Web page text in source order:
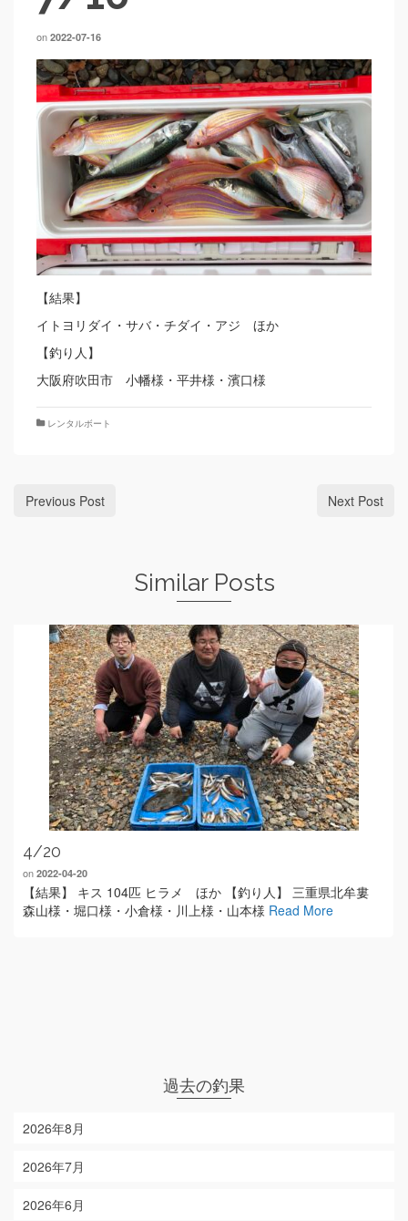
on 2022-07-16
【結果】
イトヨリダイ・サバ・チダイ・アジ ほか
【釣り人】
大阪府吹田市 小幡様・平井様・濱口様
レンタルボート
Previous Post Next Post
Similar Posts
4/20
on 2022-04-20
【結果】 キス 104匹 ヒラメ ほか 【釣り人】 三重県北牟婁
森山様・堀口様・小倉様・川上様・山本様 Read More
過去の釣果
2026年8月
2026年7月
2026年6月